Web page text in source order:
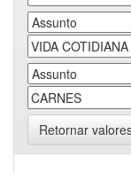
Retornar